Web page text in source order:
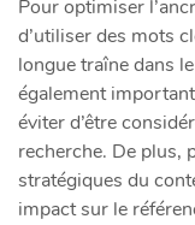
Pour optimiser
d’utiliser des mots
longue traîne dans
également
éviter d’être
recherche. De plus,
stratégiques du
impact sur le